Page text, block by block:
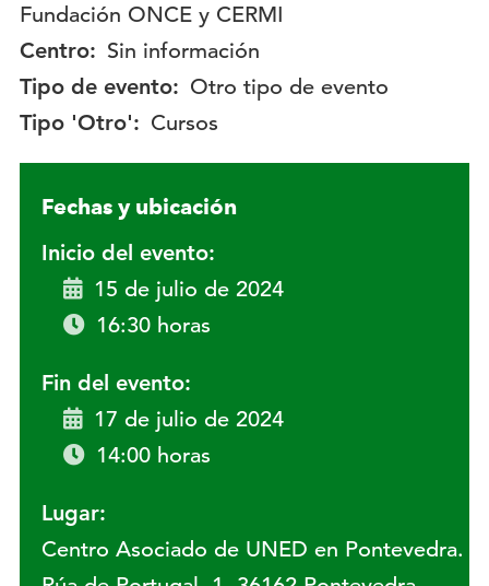
Fundación ONCE y CERMI
Centro: Sin información
Tipo de evento: Otro tipo de evento
Tipo 'Otro': Cursos
Fechas y ubicación
Inicio del evento:
15 de julio de 2024
16:30 horas
Fin del evento:
17 de julio de 2024
14:00 horas
Lugar:
Centro Asociado de UNED en Pontevedra.